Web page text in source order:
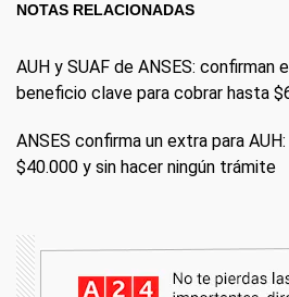
NOTAS RELACIONADAS
AUH y SUAF de ANSES: confirman
beneficio clave para cobrar hasta
ANSES confirma un extra para
$40.000 y sin hacer ningún trámite